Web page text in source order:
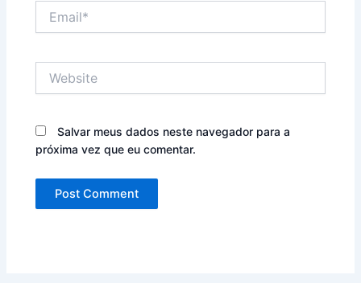
Salvar meus dados neste navegador para a
próxima vez que eu comentar.